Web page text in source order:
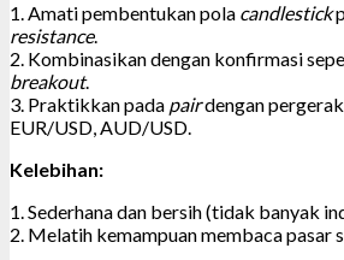
1. Amati pembentukan pola candlestick
resistance.
2. Kombinasikan dengan konfirmasi
breakout.
3. Praktikkan pada pairdengan
EUR/USD, AUD/USD.
Kelebihan:
1. Sederhana dan bersih (tidak banyak
2. Melatih kemampuan membaca pasar